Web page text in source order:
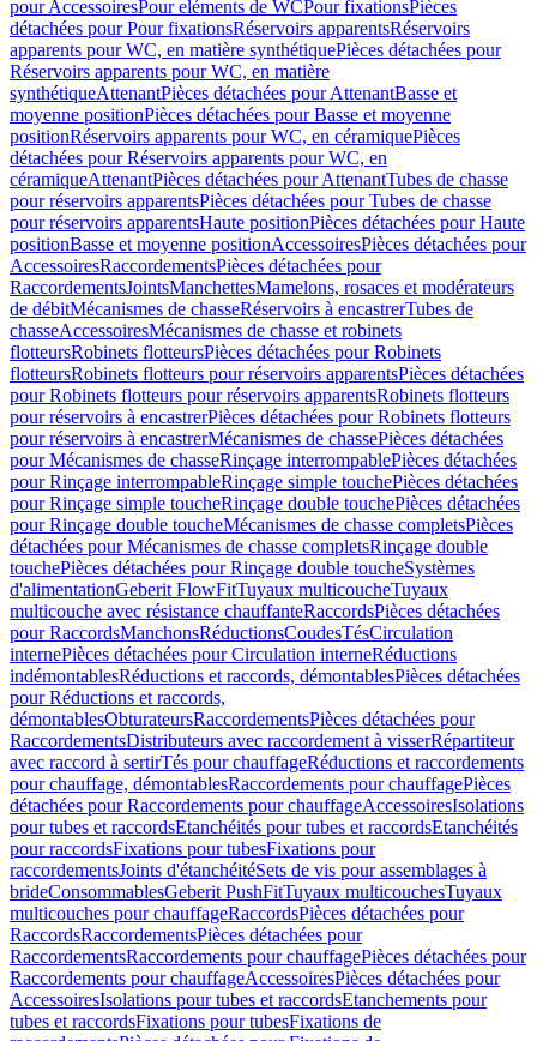
pour AccessoiresPour eléments de WCPour fixationsPièces
détachées pour Pour fixationsRéservoirs apparentsRéservoirs
apparents pour WC, en matière synthétiquePièces détachées pour
Réservoirs apparents pour WC, en matière
synthétiqueAttenantPièces détachées pour AttenantBasse et
moyenne positionPièces détachées pour Basse et moyenne
positionRéservoirs apparents pour WC, en céramiquePièces
détachées pour Réservoirs apparents pour WC, en
céramiqueAttenantPièces détachées pour AttenantTubes de chasse
pour réservoirs apparentsPièces détachées pour Tubes de chasse
pour réservoirs apparentsHaute positionPièces détachées pour Haute
positionBasse et moyenne positionAccessoiresPièces détachées pour
AccessoiresRaccordementsPièces détachées pour
RaccordementsJointsManchettesMamelons, rosaces et modérateurs
de débitMécanismes de chasseRéservoirs à encastrerTubes de
chasseAccessoiresMécanismes de chasse et robinets
flotteursRobinets flotteursPièces détachées pour Robinets
flotteursRobinets flotteurs pour réservoirs apparentsPièces détachées
pour Robinets flotteurs pour réservoirs apparentsRobinets flotteurs
pour réservoirs à encastrerPièces détachées pour Robinets flotteurs
pour réservoirs à encastrerMécanismes de chassePièces détachées
pour Mécanismes de chasseRinçage interrompablePièces détachées
pour Rinçage interrompableRinçage simple touchePièces détachées
pour Rinçage simple toucheRinçage double touchePièces détachées
pour Rinçage double toucheMécanismes de chasse completsPièces
détachées pour Mécanismes de chasse completsRinçage double
touchePièces détachées pour Rinçage double toucheSystèmes
d'alimentationGeberit FlowFitTuyaux multicoucheTuyaux
multicouche avec résistance chauffanteRaccordsPièces détachées
pour RaccordsManchonsRéductionsCoudesTésCirculation
internePièces détachées pour Circulation interneRéductions
indémontablesRéductions et raccords, démontablesPièces détachées
pour Réductions et raccords,
démontablesObturateursRaccordementsPièces détachées pour
RaccordementsDistributeurs avec raccordement à visserRépartiteur
avec raccord à sertirTés pour chauffageRéductions et raccordements
pour chauffage, démontablesRaccordements pour chauffagePièces
détachées pour Raccordements pour chauffageAccessoiresIsolations
pour tubes et raccordsEtanchéités pour tubes et raccordsEtanchéités
pour raccordsFixations pour tubesFixations pour
raccordementsJoints d'étanchéitéSets de vis pour assemblages à
brideConsommablesGeberit PushFitTuyaux multicouchesTuyaux
multicouches pour chauffageRaccordsPièces détachées pour
RaccordsRaccordementsPièces détachées pour
RaccordementsRaccordements pour chauffagePièces détachées pour
Raccordements pour chauffageAccessoiresPièces détachées pour
AccessoiresIsolations pour tubes et raccordsEtanchements pour
tubes et raccordsFixations pour tubesFixations de